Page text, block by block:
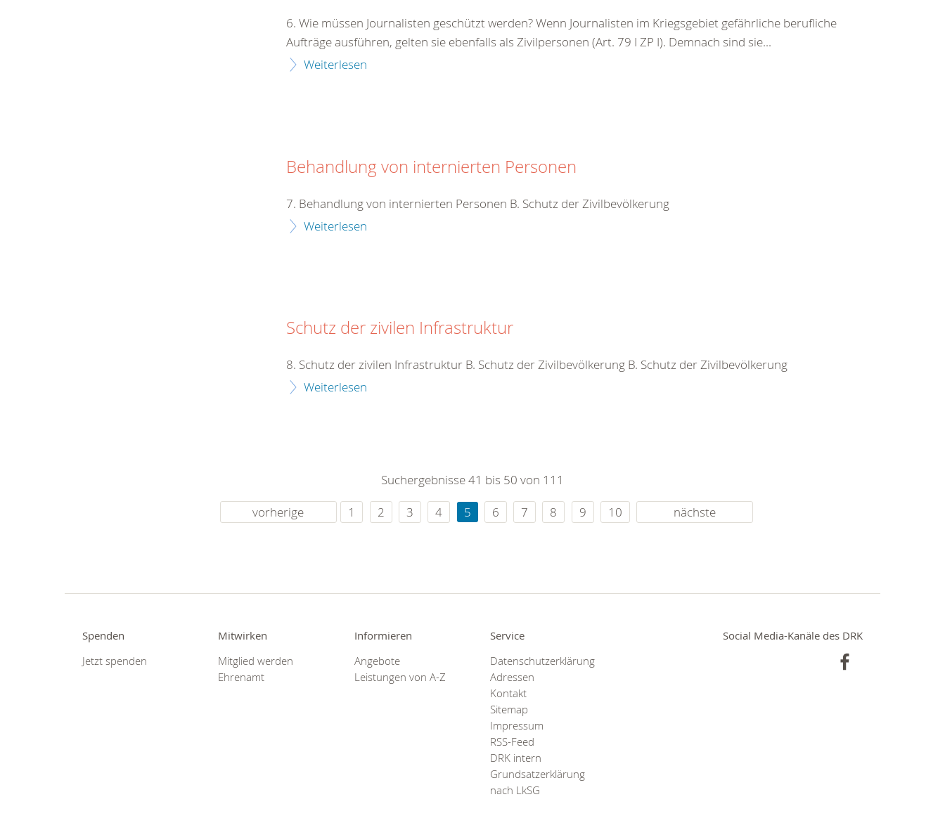
6. Wie müssen Journalisten geschützt werden? Wenn Journalisten im Kriegsgebiet gefährliche berufliche
Aufträge ausführen, gelten sie ebenfalls als Zivilpersonen (Art. 79 I ZP I). Demnach sind sie...
Weiterlesen
Behandlung von internierten Personen
7. Behandlung von internierten Personen B. Schutz der Zivilbevölkerung
Weiterlesen
Schutz der zivilen Infrastruktur
8. Schutz der zivilen Infrastruktur B. Schutz der Zivilbevölkerung B. Schutz der Zivilbevölkerung
Weiterlesen
Suchergebnisse 41 bis 50 von 111
vorherige
1 2 3 4 5 6 7 8 9 10 nächste
Spenden
Jetzt spenden
Mitwirken
Mitglied werden
Ehrenamt
Informieren
Angebote
Leistungen von A-Z
Service
Datenschutzerklärung
Adressen
Kontakt
Sitemap
Impressum
RSS-Feed
DRK intern
Grundsatzerklärung
nach LkSG
Social Media-Kanäle des DRK